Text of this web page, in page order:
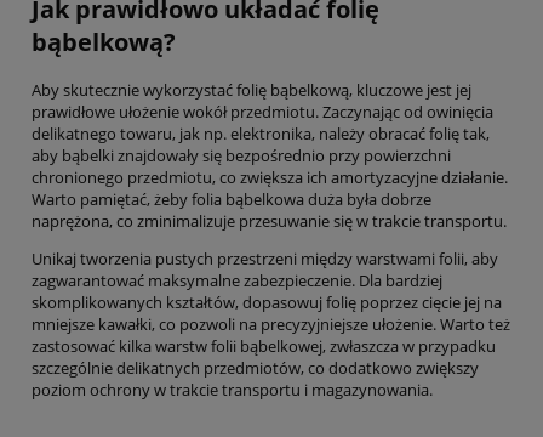
Jak prawidłowo układać folię
bąbelkową?
Aby skutecznie wykorzystać folię bąbelkową, kluczowe jest jej
prawidłowe ułożenie wokół przedmiotu. Zaczynając od owinięcia
delikatnego towaru, jak np. elektronika, należy obracać folię tak,
aby bąbelki znajdowały się bezpośrednio przy powierzchni
chronionego przedmiotu, co zwiększa ich amortyzacyjne działanie.
Warto pamiętać, żeby folia bąbelkowa duża była dobrze
naprężona, co zminimalizuje przesuwanie się w trakcie transportu.
Unikaj tworzenia pustych przestrzeni między warstwami folii, aby
zagwarantować maksymalne zabezpieczenie. Dla bardziej
skomplikowanych kształtów, dopasowuj folię poprzez cięcie jej na
mniejsze kawałki, co pozwoli na precyzyjniejsze ułożenie. Warto też
zastosować kilka warstw folii bąbelkowej, zwłaszcza w przypadku
szczególnie delikatnych przedmiotów, co dodatkowo zwiększy
poziom ochrony w trakcie transportu i magazynowania.